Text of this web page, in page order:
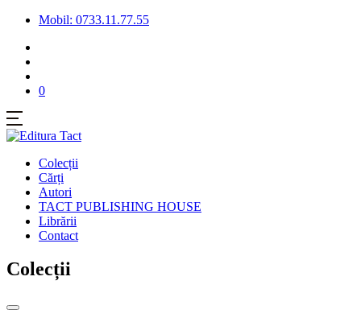
Mobil: 0733.11.77.55
0
Colecții
Cărți
Autori
TACT PUBLISHING HOUSE
Librării
Contact
Colecții